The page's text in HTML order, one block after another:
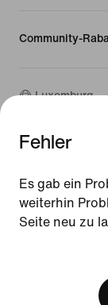
Update your
Fehler
Es gab ein
weiterhin
Seite neu zu
Community-
Luxemburg
© 2026Nike,
Impressum